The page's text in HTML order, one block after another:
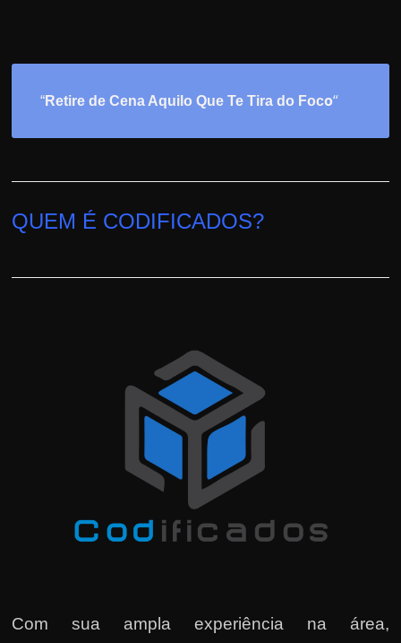
“Retire de Cena Aquilo Que Te Tira do Foco“
QUEM É CODIFICADOS?
Com sua ampla experiência na área,